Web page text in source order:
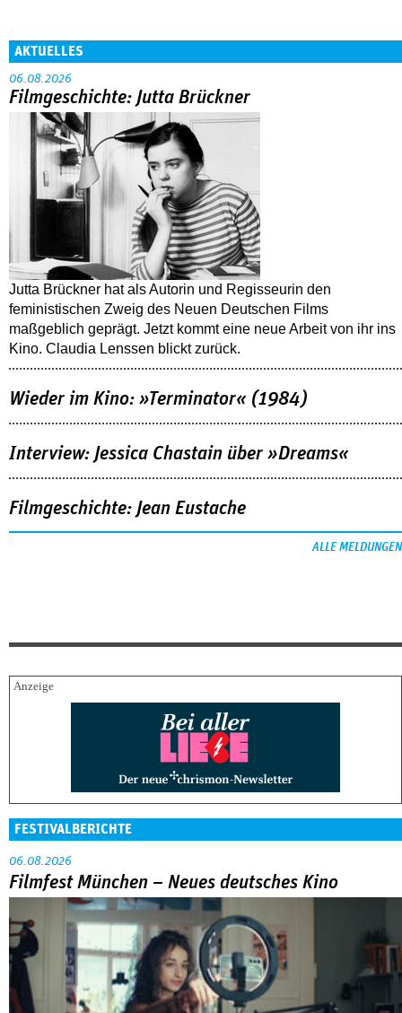
AKTUELLES
06.08.2026
Filmgeschichte: Jutta Brückner
Jutta Brückner hat als Autorin und Regisseurin den
feministischen Zweig des Neuen Deutschen Films
maßgeblich geprägt. Jetzt kommt eine neue Arbeit von ihr ins
Kino. Claudia Lenssen blickt zurück.
Wieder im Kino: »Terminator« (1984)
Interview: Jessica Chastain über »Dreams«
Filmgeschichte: Jean Eustache
ALLE MELDUNGEN
FESTIVALBERICHTE
06.08.2026
Filmfest München – Neues deutsches Kino